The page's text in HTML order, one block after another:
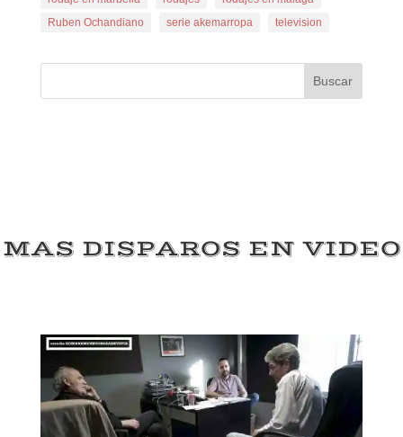
Ruben Ochandiano
serie akemarropa television
Buscar
MAS DISPAROS EN VIDEO